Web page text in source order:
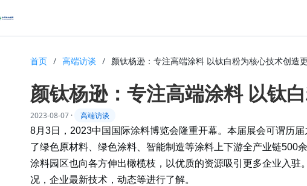
首页 / 高端访谈 / 颜钛杨逊：专注高端涂料 以钛白粉为核心技术创造
颜钛杨逊：专注高端涂料 以钛
2023-08-07 ·
高端访谈
8月3日，2023中国国际涂料博览会隆重开幕。本届展会可谓历
了绿色原材料、绿色涂料、智能制造等涂料上下游全产业链500
涂料园区也向各方伸出橄榄枝，以优质的资源吸引更多企业入
况，企业最新技术，动态等进行了解。